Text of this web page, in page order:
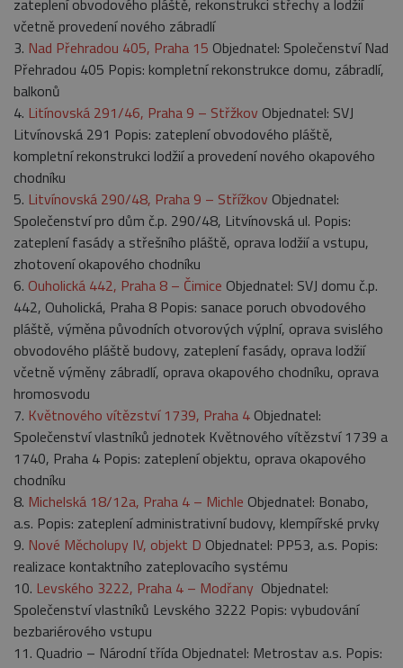
včetně provedení nového zábradlí
3. Nad Přehradou 405, Praha 15 Objednatel: Společenství Nad
Přehradou 405 Popis: kompletní rekonstrukce domu, zábradlí,
balkonů
4. Litínovská 291/46, Praha 9 – Střžkov Objednatel: SVJ
Litvínovská 291 Popis: zateplení obvodového pláště,
kompletní rekonstrukci lodžií a provedení nového okapového
chodníku
5. Litvínovská 290/48, Praha 9 – Střížkov Objednatel:
Společenství pro dům č.p. 290/48, Litvínovská ul. Popis:
zateplení fasády a střešního pláště, oprava lodžií a vstupu,
zhotovení okapového chodníku
6. Ouholická 442, Praha 8 – Čimice Objednatel: SVJ domu č.p.
442, Ouholická, Praha 8 Popis: sanace poruch obvodového
pláště, výměna původních otvorových výplní, oprava svislého
obvodového pláště budovy, zateplení fasády, oprava lodžií
včetně výměny zábradlí, oprava okapového chodníku, oprava
hromosvodu
7. Květnového vítězství 1739, Praha 4 Objednatel:
Společenství vlastníků jednotek Květnového vítězství 1739 a
1740, Praha 4 Popis: zateplení objektu, oprava okapového
chodníku
8. Michelská 18/12a, Praha 4 – Michle Objednatel: Bonabo,
a.s. Popis: zateplení administrativní budovy, klempířské prvky
9. Nové Měcholupy IV, objekt D Objednatel: PP53, a.s. Popis:
realizace kontaktního zateplovacího systému
10. Levského 3222, Praha 4 – Modřany ‎ Objednatel:
Společenství vlastníků Levského 3222 Popis: vybudování
bezbariérového vstupu
11. Quadrio – Národní třída Objednatel: Metrostav a.s. Popis: